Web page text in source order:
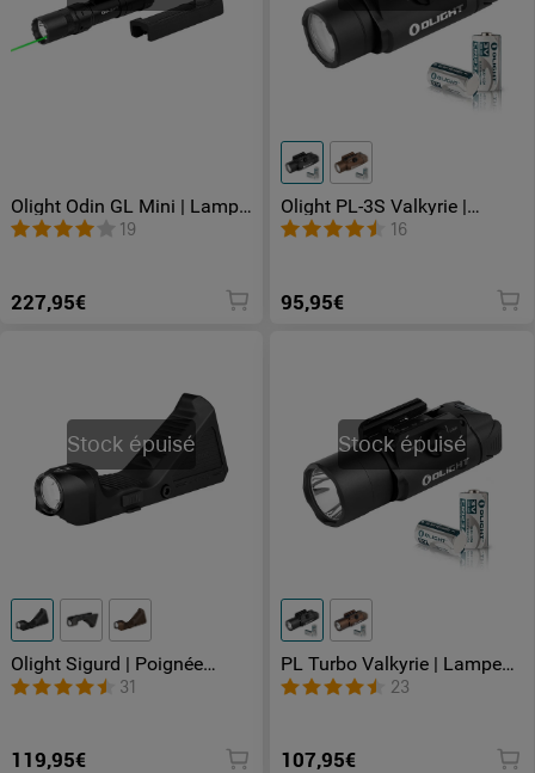
Olight Odin GL Mini | Lampe
Tactique Laser Vert
19
227,95€
Olight PL-3S Valkyrie |
Lampe tactique excellente
16
95,95€
Stock épuisé
Olight Sigurd | Poignée
Angulaire Lampe Tactique
Rail 1913
31
119,95€
Stock épuisé
PL Turbo Valkyrie | Lampe
tactique longue portée 515
mètres
23
107,95€